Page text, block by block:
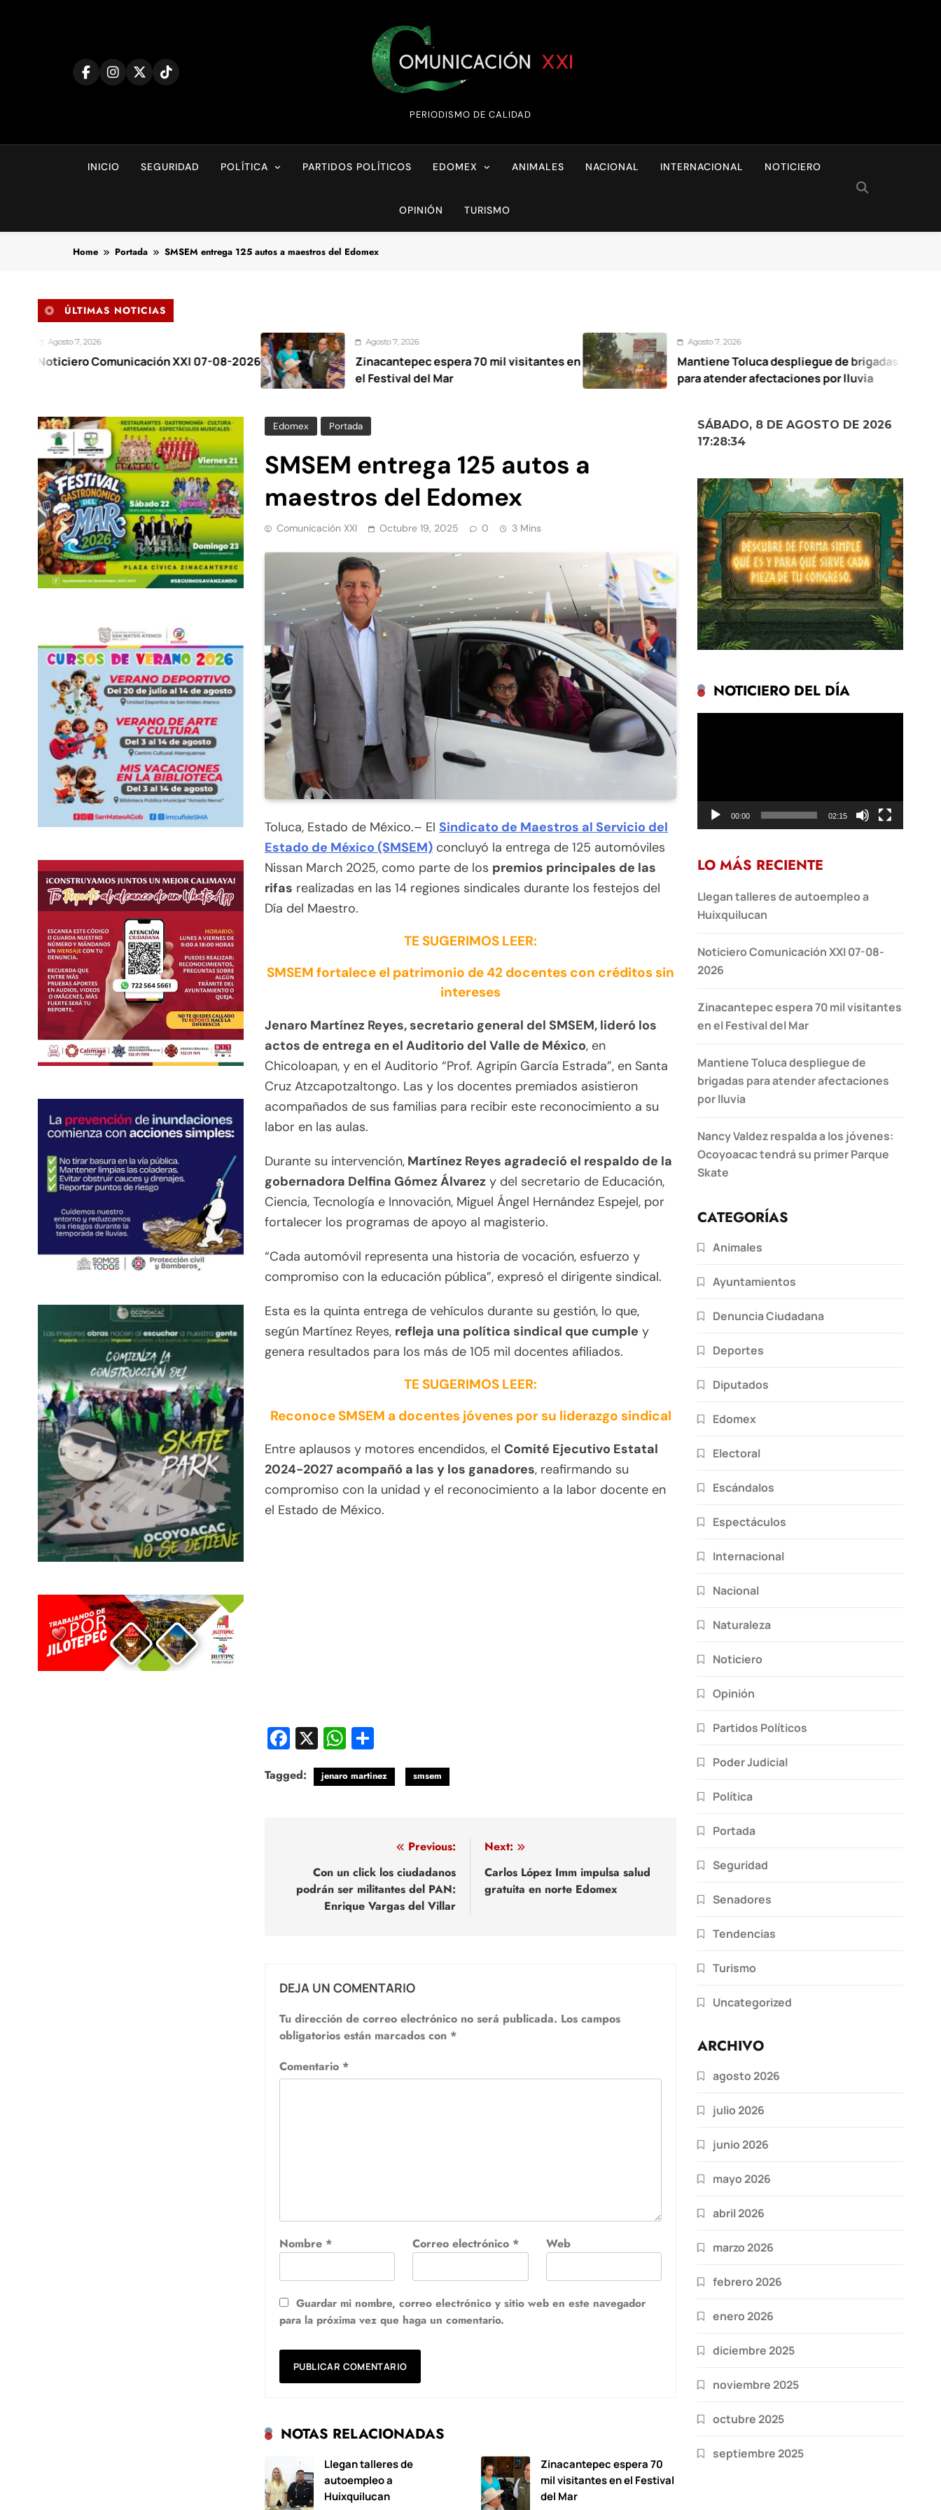
Comunicación XXI
PERIODISMO DE CALIDAD
INICIO SEGURIDAD POLÍTICA PARTIDOS POLÍTICOS EDOMEX ANIMALES NACIONAL INTERNACIONAL NOTICIERO
OPINIÓN TURISMO
Home Portada SMSEM entrega 125 autos a maestros del Edomex
ÚLTIMAS NOTICIAS
XXI 07-08-2026
Agosto 7, 2026
Zinacantepec espera 70 mil visitantes en
el Festival del Mar
Agosto 7, 2026
Mantiene Toluca despliegue de brigadas
para atender afectaciones por lluvia
Edomex Portada
SMSEM entrega 125 autos a
maestros del Edomex
Comunicación XXI Octubre 19, 2025 0 3 Mins
Toluca, Estado de México.– El Sindicato de Maestros al Servicio del
Estado de México (SMSEM) concluyó la entrega de 125 automóviles
Nissan March 2025, como parte de los premios principales de las
rifas realizadas en las 14 regiones sindicales durante los festejos del
Día del Maestro.
TE SUGERIMOS LEER:
SMSEM fortalece el patrimonio de 42 docentes con créditos sin
intereses
Jenaro Martínez Reyes, secretario general del SMSEM, lideró los
actos de entrega en el Auditorio del Valle de México, en
Chicoloapan, y en el Auditorio “Prof. Agripín García Estrada”, en Santa
Cruz Atzcapotzaltongo. Las y los docentes premiados asistieron
acompañados de sus familias para recibir este reconocimiento a su
labor en las aulas.
Durante su intervención, Martínez Reyes agradeció el respaldo de la
gobernadora Delfina Gómez Álvarez y del secretario de Educación,
Ciencia, Tecnología e Innovación, Miguel Ángel Hernández Espejel, por
fortalecer los programas de apoyo al magisterio.
“Cada automóvil representa una historia de vocación, esfuerzo y
compromiso con la educación pública”, expresó el dirigente sindical.
Esta es la quinta entrega de vehículos durante su gestión, lo que,
según Martínez Reyes, refleja una política sindical que cumple y
genera resultados para los más de 105 mil docentes afiliados.
TE SUGERIMOS LEER:
Reconoce SMSEM a docentes jóvenes por su liderazgo sindical
Entre aplausos y motores encendidos, el Comité Ejecutivo Estatal
2024-2027 acompañó a las y los ganadores, reafirmando su
compromiso con la unidad y el reconocimiento a la labor docente en
el Estado de México.
Facebook
X WhatsApp
Tagged: jenaro martinez smsem
entradas
Previous:
Con un click los ciudadanos
podrán ser militantes del PAN:
Enrique Vargas del Villar
Next:
Carlos López Imm impulsa salud
gratuita en norte Edomex
DEJA UN COMENTARIO
Tu dirección de correo electrónico no será publicada. Los campos
obligatorios están marcados con *
Comentario *
Nombre * Correo electrónico * Web
Guardar mi nombre, correo electrónico y sitio web en este navegador
para la próxima vez que haga un comentario.
NOTAS RELACIONADAS
Llegan talleres de
autoempleo a
Huixquilucan
Zinacantepec espera 70
mil visitantes en el Festival
del Mar
SÁBADO, 8 DE AGOSTO DE 2026
17:28:35
NOTICIERO DEL DÍA
00:00 02:15
LO MÁS RECIENTE
Llegan talleres de autoempleo a
Huixquilucan
Noticiero Comunicación XXI 07-08-
2026
Zinacantepec espera 70 mil visitantes
en el Festival del Mar
Mantiene Toluca despliegue de
brigadas para atender afectaciones
por lluvia
Nancy Valdez respalda a los jóvenes:
Ocoyoacac tendrá su primer Parque
Skate
CATEGORÍAS
Animales
Ayuntamientos
Denuncia Ciudadana
Deportes
Diputados
Edomex
Electoral
Escándalos
Espectáculos
Internacional
Nacional
Naturaleza
Noticiero
Opinión
Partidos Políticos
Poder Judicial
Política
Portada
Seguridad
Senadores
Tendencias
Turismo
Uncategorized
ARCHIVO
agosto 2026
julio 2026
junio 2026
mayo 2026
abril 2026
marzo 2026
febrero 2026
enero 2026
diciembre 2025
noviembre 2025
octubre 2025
septiembre 2025